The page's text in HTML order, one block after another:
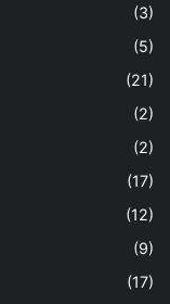
(3)
(5)
(21)
(2)
(2)
(17)
(12)
(9)
(17)